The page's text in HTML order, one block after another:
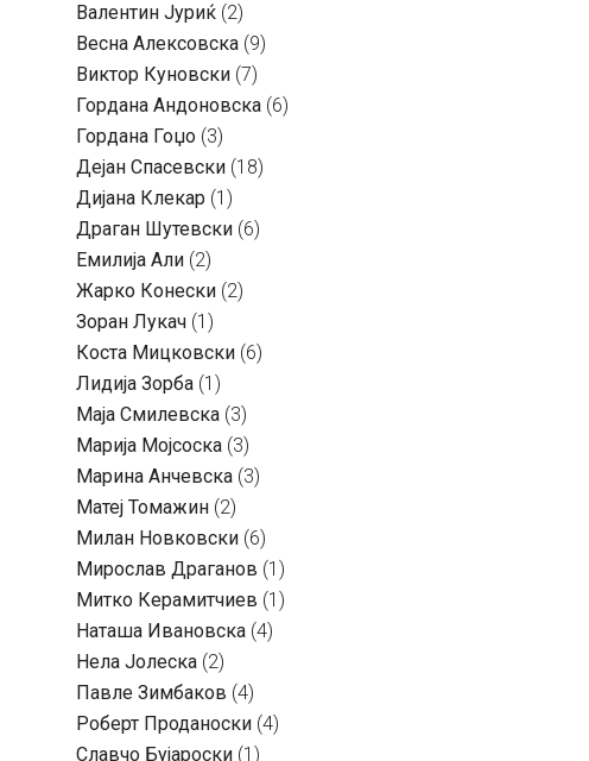
Валентин Јуриќ (2)
Весна Алексовска (9)
Виктор Куновски (7)
Гордана Андоновска (6)
Гордана Гоџо (3)
Дејан Спасевски (18)
Дијана Клекар (1)
Драган Шутевски (6)
Емилија Али (2)
Жарко Конески (2)
Зоран Лукач (1)
Коста Мицковски (6)
Лидија Зорба (1)
Маја Смилевска (3)
Марија Мојсоска (3)
Марина Анчевска (3)
Матеј Томажин (2)
Милан Новковски (6)
Мирослав Драганов (1)
Митко Керамитчиев (1)
Наташа Ивановска (4)
Нела Јолеска (2)
Павле Зимбаков (4)
Роберт Проданоски (4)
Славчо Бујароски (1)